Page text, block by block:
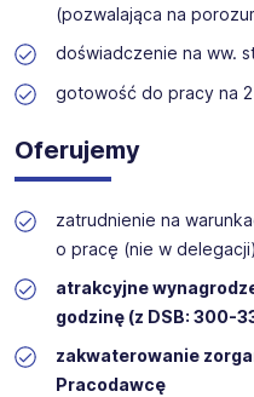
(pozwalająca na
doświadczenie na ww.
gotowość do pracy na 2
Oferujemy
zatrudnienie na
o pracę (nie w delegacji)
atrakcyjne
godzinę (z DSB: 300-
zakwaterowanie
Pracodawcę